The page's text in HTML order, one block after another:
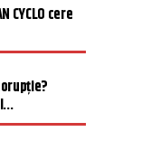
CYCLO cere